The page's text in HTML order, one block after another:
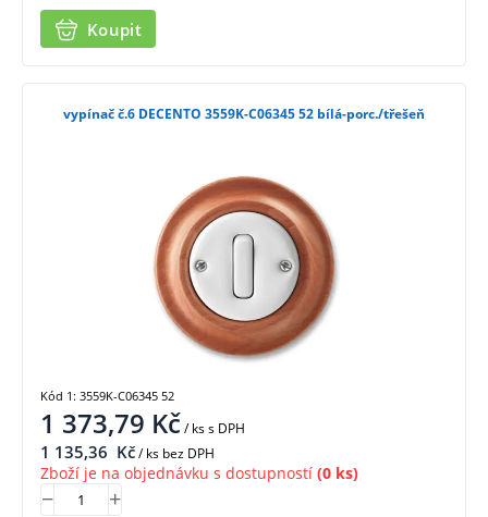
Koupit
vypínač č.6 DECENTO 3559K-C06345 52 bílá-porc./třešeň
1 373,79 Kč/ kss DPH
1 135,36 Kč/ ks bez DPH
Zboží je na objednávku s dostupností (0 ks)
Kód 1: 3559K-C06345 52